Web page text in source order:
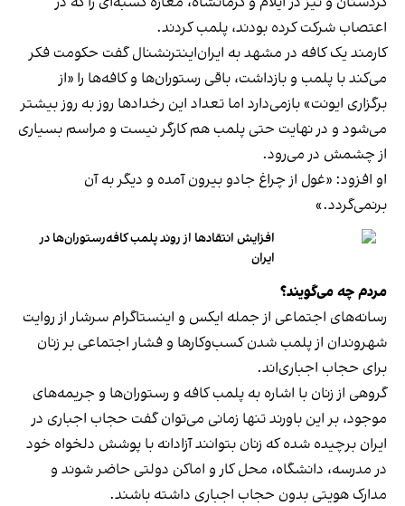
اعتصاب شرکت کرده بودند، پلمب کردند.
کارمند یک کافه در مشهد به ایران‌اینترنشنال گفت حکومت فکر
می‌کند با پلمب و بازداشت، باقی رستوران‌ها و کافه‌ها را «از
برگزاری ایونت» بازمی‌دارد اما تعداد این رخدادها روز به روز بیشتر
می‌شود و در نهایت حتی پلمب هم کارگر نیست و مراسم بسیاری
از چشمش در می‌رود.
او افزود: «غول از چراغ جادو بیرون آمده و دیگر به آن
برنمی‎‌گردد.»
افزایش انتقادها از روند پلمب کافه‌رستوران‌ها در
ایران
مردم چه می‌گویند؟
رسانه‎‌های اجتماعی از جمله ایکس و اینستاگرام سرشار از روایت
شهروندان از پلمب شدن کسب‌وکارها و فشار اجتماعی بر زنان
برای حجاب اجباری‌اند.
گروهی از زنان با اشاره به پلمب کافه و رستوران‌ها و جریمه‌های
موجود، بر این باورند تنها زمانی می‌توان گفت حجاب اجباری در
ایران برچیده شده که زنان بتوانند آزادانه با پوشش دلخواه خود
در مدرسه، دانشگاه، محل کار و اماکن دولتی حاضر شوند و
مدارک هویتی بدون حجاب اجباری داشته باشند.